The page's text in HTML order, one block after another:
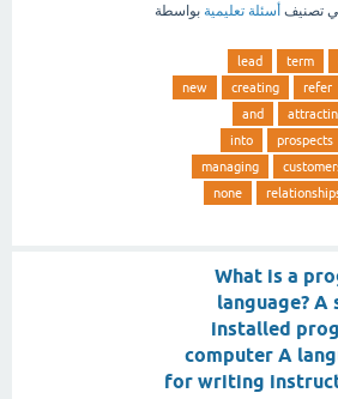
تصنيف أسئلة تعليمية بواسطة
term
lead
refer
creating
new
and
prospects
into
managing
none
What is a
language? A
installed
computer A
for writing